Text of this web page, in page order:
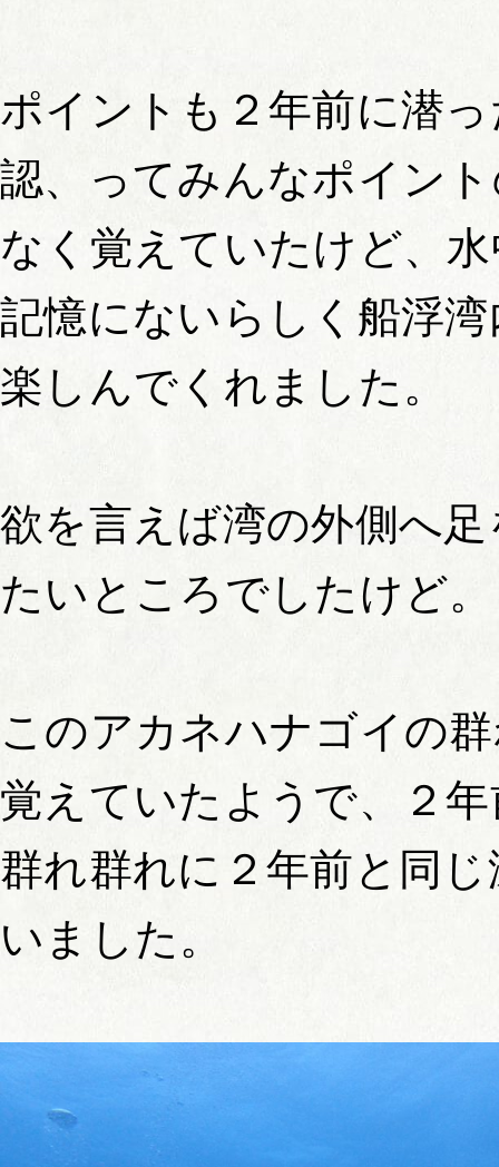
ポイントも２年前に潜
認、ってみんなポイン
なく覚えていたけど、
記憶にないらしく船浮
楽しんでくれました。
欲を言えば湾の外側へ
たいところでしたけど。
このアカネハナゴイの
覚えていたようで、２
群れ群れに２年前と同
いました。